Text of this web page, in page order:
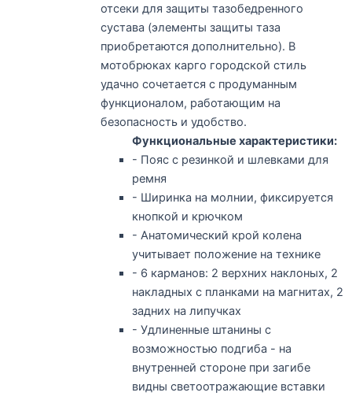
отсеки для защиты тазобедренного
сустава (элементы защиты таза
приобретаются дополнительно). В
мотобрюках карго городской стиль
удачно сочетается с продуманным
функционалом, работающим на
безопасность и удобство.
Функциональные характеристики:
- Пояс с резинкой и шлевками для
ремня
- Ширинка на молнии, фиксируется
кнопкой и крючком
- Анатомический крой колена
учитывает положение на технике
- 6 карманов: 2 верхних наклоных, 2
накладных с планками на магнитах, 2
задних на липучках
- Удлиненные штанины с
возможностью подгиба - на
внутренней стороне при загибе
видны светоотражающие вставки